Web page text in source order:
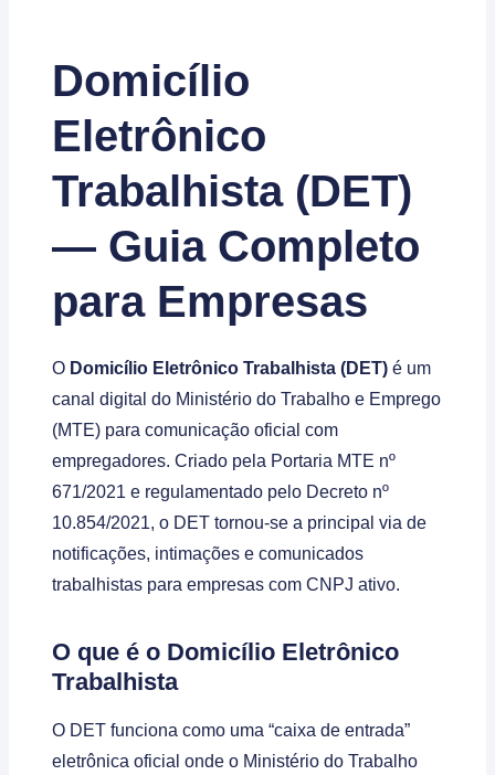
Domicílio
Eletrônico
Trabalhista (DET)
— Guia Completo
para Empresas
O Domicílio Eletrônico Trabalhista (DET)é um
canal digital do Ministério do Trabalho e Emprego
(MTE) para comunicação oficial com
empregadores. Criado pela Portaria MTE nº
671/2021 e regulamentado pelo Decreto nº
10.854/2021, o DET tornou-se a principal via de
notificações, intimações e comunicados
trabalhistas para empresas com CNPJ ativo.
O que é o Domicílio Eletrônico
Trabalhista
O DET funciona como uma “caixa de entrada”
eletrônica oficial onde o Ministério do Trabalho